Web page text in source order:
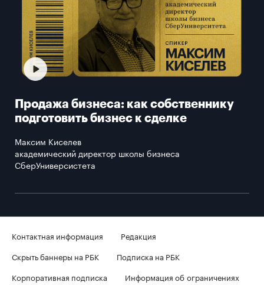
Продажа бизнеса: как собственнику
подготовить бизнес к сделке
Максим Киселев
академический директор школы бизнеса
СберУниверсистета
Контактная информация
Редакция
Скрыть баннеры на РБК
Подписка на РБК
Корпоративная подписка
Информация об ограничениях